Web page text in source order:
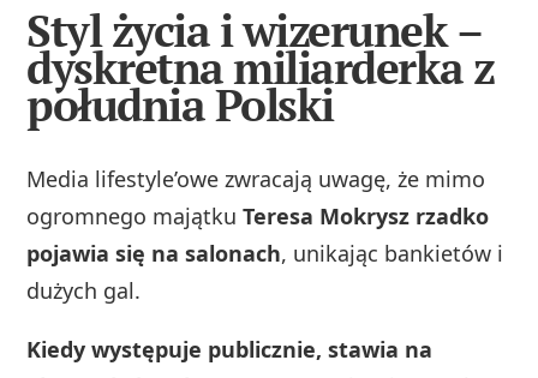
Styl życia i wizerunek –
dyskretna miliarderka z
południa Polski
Media lifestyle’owe zwracają uwagę, że mimo
ogromnego majątkuTeresa Mokrysz rzadko
pojawia się na salonach, unikając bankietów i
dużych gal.
Kiedy występuje publicznie, stawia na